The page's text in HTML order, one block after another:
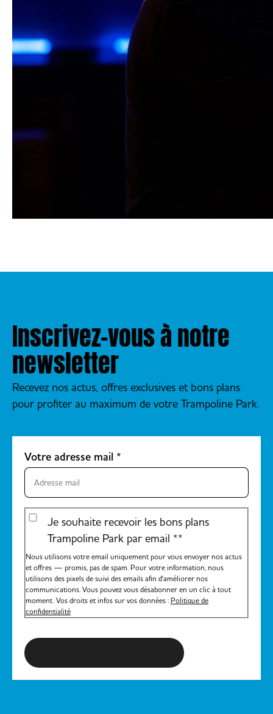
Inscrivez-vous à notre
newsletter
Recevez nos actus, offres exclusives et bons plans
pour profiter au maximum de votre Trampoline Park.
Votre adresse mail *
Je souhaite recevoir les bons plans
Trampoline Park par email **
Nous utilisons votre email uniquement pour vous envoyer nos actus
et offres — promis, pas de spam. Pour votre information, nous
utilisons des pixels de suivi des emails afin d'améliorer nos
communications. Vous pouvez vous désabonner en un clic à tout
moment. Vos droits et infos sur vos données : Politique de
confidentialité